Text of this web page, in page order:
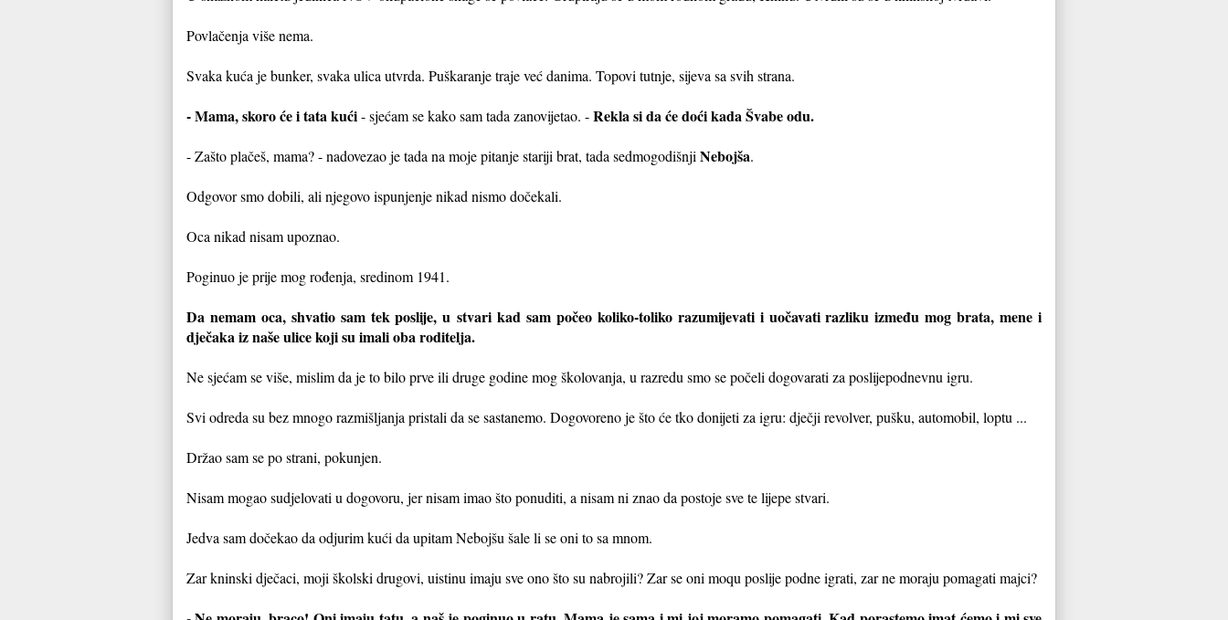
Povlačenja više nema.
Svaka kuća je bunker, svaka ulica utvrda. Puškaranje traje već danima. Topovi tutnje, sijeva sa svih strana.
- Mama, skoro će i tata kući- sjećam se kako sam tada zanovijetao. -Rekla si da će doći kada Švabe odu.
- Zašto plačeš, mama? - nadovezao je tada na moje pitanje stariji brat, tada sedmogodišnji Nebojša.
Odgovor smo dobili, ali njegovo ispunjenje nikad nismo dočekali.
Oca nikad nisam upoznao.
Poginuo je prije mog rođenja, sredinom 1941.
Da nemam oca, shvatio sam tek poslije, ustvari kad sam počeo koliko-toliko razumijevati i uočavati razliku između mog brata, mene i
dječaka iz naše ulice koji su imali oba roditelja.
Ne sjećam se više, mislim da je to bilo prve ili druge godine mog školovanja, u razredu smo se počeli dogovarati za poslijepodnevnu igru.
Svi odreda su bez mnogo razmišljanja pristali da se sastanemo. Dogovoreno je što će tko donijeti za igru: dječji revolver, pušku, automobil, loptu ...
Držao sam se po strani, pokunjen.
Nisam mogao sudjelovati u dogovoru, jer nisam imao što ponuditi, a nisam ni znao da postoje sve te lijepe stvari.
Jedva sam dočekao da odjurim kući da upitam Nebojšu šale li se oni to sa mnom.
Zar kninski dječaci, moji školski drugovi, uistinu imaju sve ono što su nabrojili? Zar se oni moqu poslije podne igrati, zar ne moraju pomagati majci?